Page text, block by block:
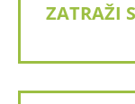
ZATRAŽI